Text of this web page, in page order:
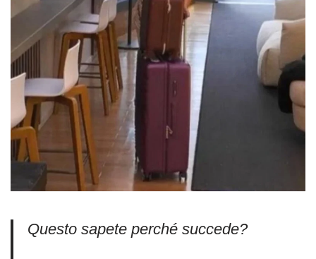
Questo sapete perché succede?